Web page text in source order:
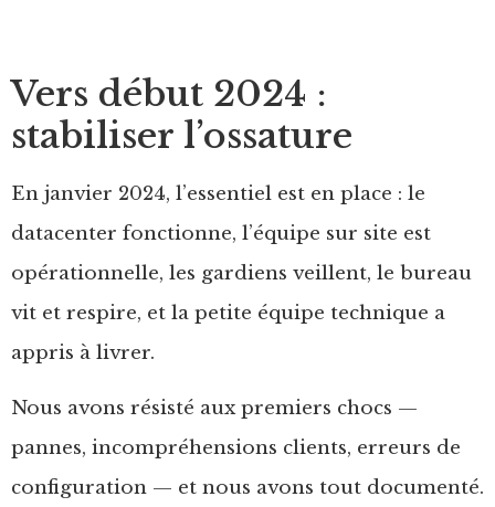
Vers début 2024 :
stabiliser l’ossature
En janvier 2024, l’essentiel est en place : le
datacenter fonctionne, l’équipe sur site est
opérationnelle, les gardiens veillent, le bureau
vit et respire, et la petite équipe technique a
appris à livrer.
Nous avons résisté aux premiers chocs —
pannes, incompréhensions clients, erreurs de
configuration — et nous avons tout documenté.